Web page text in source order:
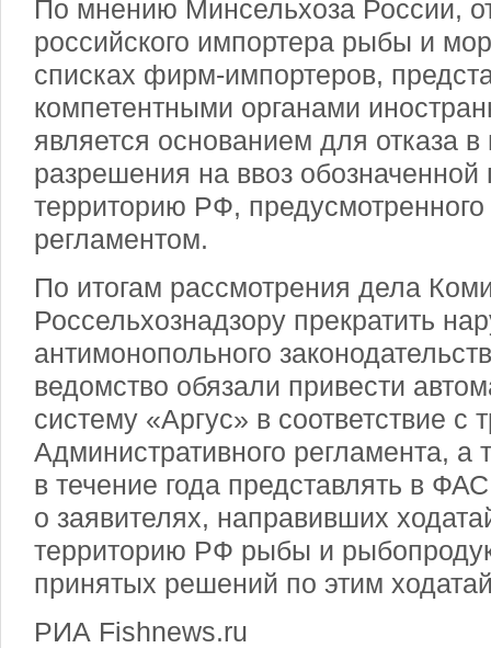
По мнению Минсельхоза России,
российского импортера рыбы и
списках фирм-импортеров,
компетентными органами
является основанием для отказа
разрешения на ввоз обозначенной
территорию РФ,
регламентом.
По итогам рассмотрения дела
Россельхознадзору прекратить
антимонопольного
ведомство обязали привести
систему «Аргус» в соответствие с
Административного регламента, а
в течение года представлять в
о заявителях, направивших
территорию РФ рыбы и
принятых решений по этим
РИА Fishnews.ru